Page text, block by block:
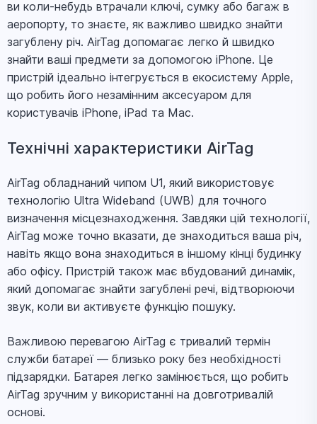
ви коли-небудь втрачали ключі, сумку або багаж в
аеропорту, то знаєте, як важливо швидко знайти
загублену річ. AirTag допомагає легко й швидко
знайти ваші предмети за допомогою iPhone. Це
пристрій ідеально інтегрується в екосистему Apple,
що робить його незамінним аксесуаром для
користувачів iPhone, iPad та Mac.
Технічні характеристики AirTag
AirTag обладнаний чипом U1, який використовує
технологію Ultra Wideband (UWB) для точного
визначення місцезнаходження. Завдяки цій технології,
AirTag може точно вказати, де знаходиться ваша річ,
навіть якщо вона знаходиться в іншому кінці будинку
або офісу. Пристрій також має вбудований динамік,
який допомагає знайти загублені речі, відтворюючи
звук, коли ви активуєте функцію пошуку.
Важливою перевагою AirTag є тривалий термін
служби батареї — близько року без необхідності
підзарядки. Батарея легко замінюється, що робить
AirTag зручним у використанні на довготривалій
основі.